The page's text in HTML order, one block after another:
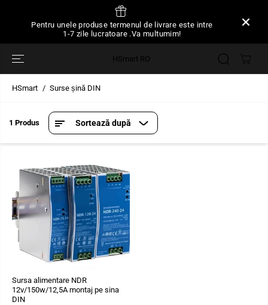
Pentru unele produse termenul de livrare este intre
1-7 zile lucratoare .Va multumim!
HSmart RO
HSmart Surse șină DIN
1 Produs Sortează după
Sursa alimentare NDR
12v/150w/12,5A montaj pe sina
DIN